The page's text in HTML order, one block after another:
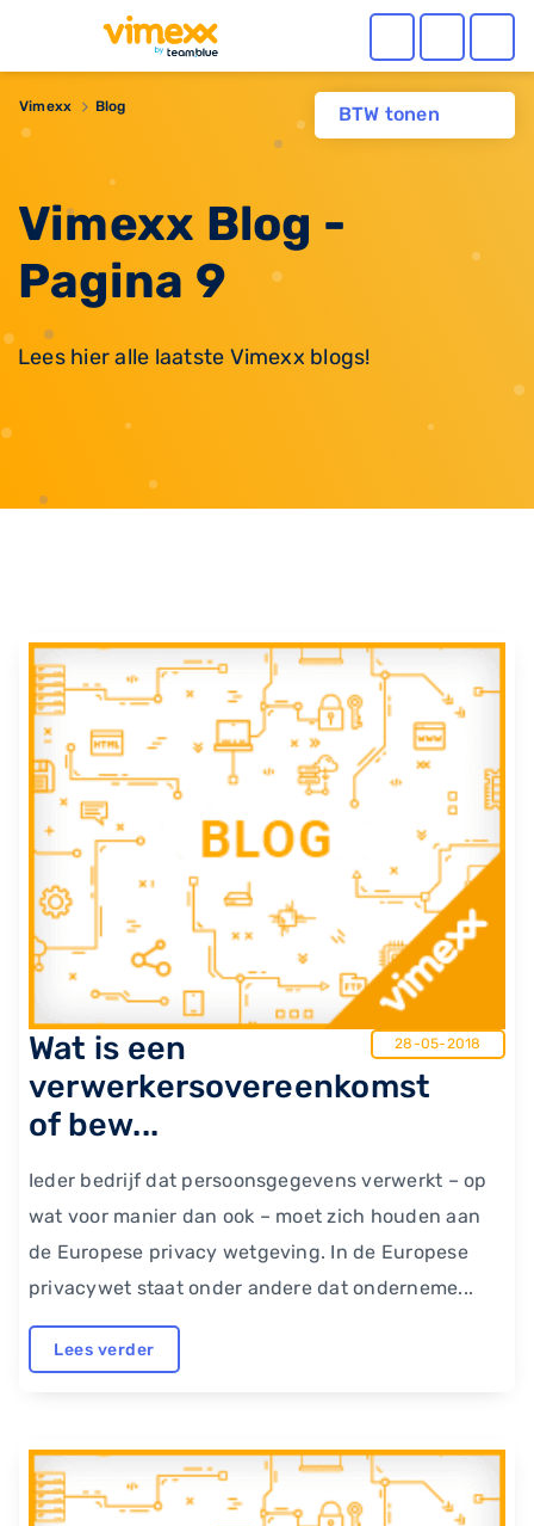
BTW tonen
Vimexx Blog
Vimexx Blog -
Pagina 9
Lees hier alle laatste Vimexx blogs!
Wat is een
verwerkersovereenkomst
of bew...
28-05-2018
Ieder bedrijf dat persoonsgegevens verwerkt – op
wat voor manier dan ook – moet zich houden aan
de Europese privacy wetgeving. In de Europese
privacywet staat onder andere dat onderneme...
Lees verder